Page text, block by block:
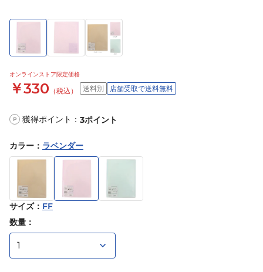
オンラインストア限定価格
￥330 （税込） 送料別 店舗受取で送料無料
P 獲得ポイント： 3ポイント
カラー ： ラベンダー
サイズ： FF
数量：